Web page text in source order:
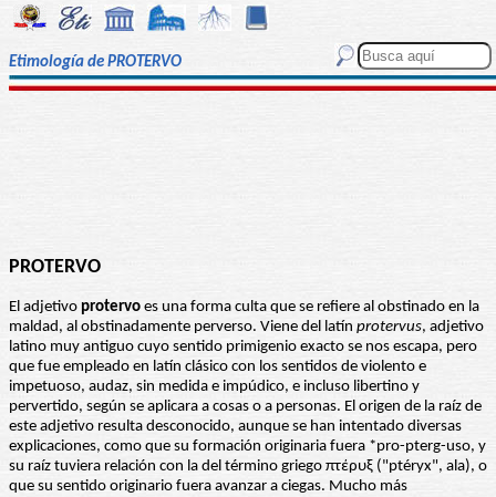
Etimología de PROTERVO
PROTERVO
El adjetivo protervo es una forma culta que se refiere al obstinado en la
maldad, al obstinadamente perverso. Viene del latín protervus, adjetivo
latino muy antiguo cuyo sentido primigenio exacto se nos escapa, pero
que fue empleado en latín clásico con los sentidos de violento e
impetuoso, audaz, sin medida e impúdico, e incluso libertino y
pervertido, según se aplicara a cosas o a personas. El origen de la raíz de
este adjetivo resulta desconocido, aunque se han intentado diversas
explicaciones, como que su formación originaria fuera *pro-pterg-uso, y
su raíz tuviera relación con la del término griego πτέρυξ ("ptéryx", ala), o
que su sentido originario fuera avanzar a ciegas. Mucho más